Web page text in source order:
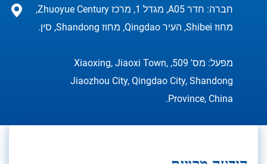
חברה: חדר A05, מגדל 1, מרכז Zhuoyue Century,
מחוז Shibei, העיר Qingdao, מחוז Shandong, סין.
מפעל: מס' 509, Xiaoxing, Jiaoxi Town,
Jiaozhou City, Qingdao City, Shandong
Province, China.